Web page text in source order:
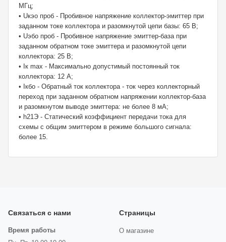
МГц;
• Uкэо проб - Пробивное напряжение коллектор-эмиттер при
заданном токе коллектора и разомкнутой цепи базы: 65 В;
• Uэбо проб - Пробивное напряжение эмиттер-база при
заданном обратном токе эмиттера и разомкнутой цепи
коллектора: 25 В;
• Iк max - Максимально допустимый постоянный ток
коллектора: 12 А;
• Iкбо - Обратный ток коллектора - ток через коллекторный
переход при заданном обратном напряжении коллектор-база
и разомкнутом выводе эмиттера: не более 8 мА;
• h21Э - Статический коэффициент передачи тока для
схемы с общим эмиттером в режиме большого сигнала:
более 15.
Связаться с нами
Время работы
Страницы
О магазине